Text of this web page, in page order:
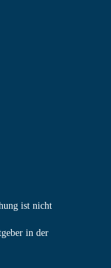
ist nicht
in der